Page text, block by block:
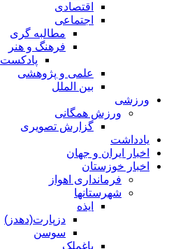
اقتصادی
اجتماعی
مطالبه گری
فرهنگ و هنر
پادکست
علمی و پژوهشی
بین الملل
ورزشی
ورزش همگانی
گزارش تصویری
یادداشت
اخبار ایران و جهان
اخبار خوزستان
فرمانداری اهواز
شهرستانها
ایذه
دزپارت(دهدز)
سوسن
باغملک